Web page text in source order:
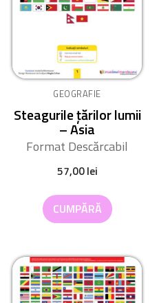
GEOGRAFIE
Steagurile țărilor lumii
– Asia
Format Descărcabil
57,00lei
CUMPĂRĂ